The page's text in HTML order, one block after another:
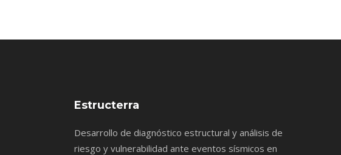
Estructerra
Desarrollo de diagnóstico estructural y análisis de
riesgo y vulnerabilidad ante eventos sísmicos en